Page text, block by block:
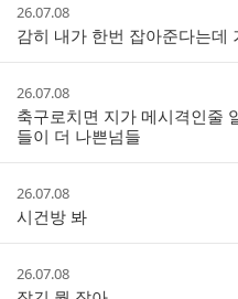
스
작
성
시
간
26.07.08
감히 내가 한번 잡아준다는데
작
성
시
간
26.07.08
축구로치면 지가 메시격인줄
들이 더 나쁜넘들
작
성
시
간
26.07.08
시건방 봐
작
성
26.07.08